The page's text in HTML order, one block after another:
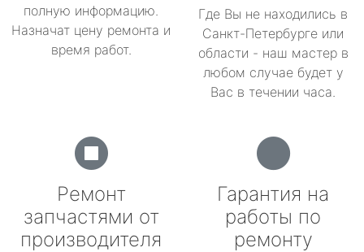
полную информацию.
Назначат цену ремонта и
время работ.
Где Вы не находились в
Санкт-Петербурге или
области - наш мастер в
любом случае будет у
Вас в течении часа.
Ремонт
запчастями от
производителя
Гарантия на
работы по
ремонту